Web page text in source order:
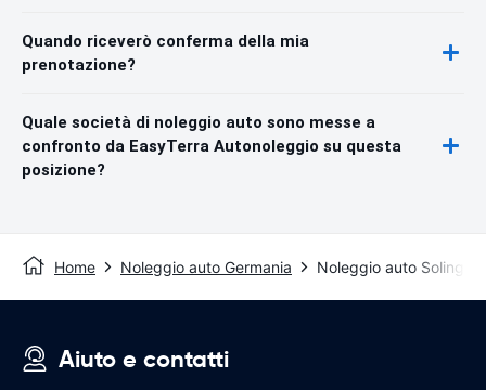
Quando riceverò conferma della mia
prenotazione?
Quale società di noleggio auto sono messe a
confronto da EasyTerra Autonoleggio su questa
posizione?
Home Noleggio auto Germania Noleggio auto Solingen
Aiuto e contatti